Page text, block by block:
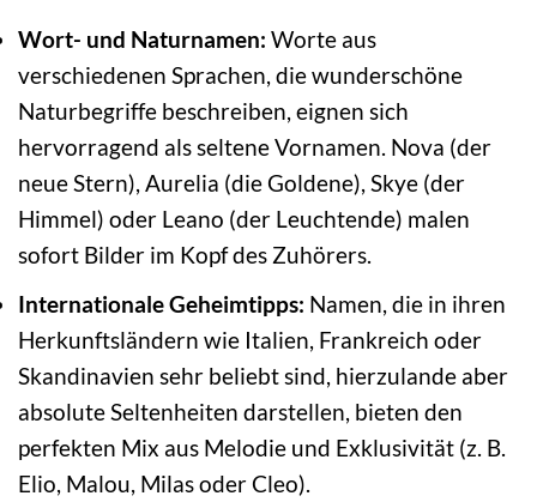
Wort- und Naturnamen: Worte aus
verschiedenen Sprachen, die wunderschöne
Naturbegriffe beschreiben, eignen sich
hervorragend als seltene Vornamen. Nova (der
neue Stern), Aurelia (die Goldene), Skye (der
Himmel) oder Leano (der Leuchtende) malen
sofort Bilder im Kopf des Zuhörers.
Internationale Geheimtipps: Namen, die in ihren
Herkunftsländern wie Italien, Frankreich oder
Skandinavien sehr beliebt sind, hierzulande aber
absolute Seltenheiten darstellen, bieten den
perfekten Mix aus Melodie und Exklusivität (z. B.
Elio, Malou, Milas oder Cleo).